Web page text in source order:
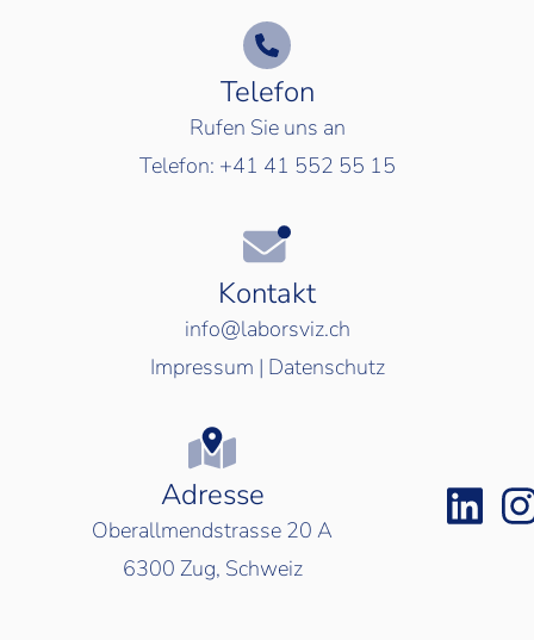
Telefon
Rufen Sie uns an
Telefon: +41 41 552 55 15
Kontakt
info@laborsviz.ch
Impressum | Datenschutz
Adresse
Oberallmendstrasse 20 A
6300 Zug, Schweiz